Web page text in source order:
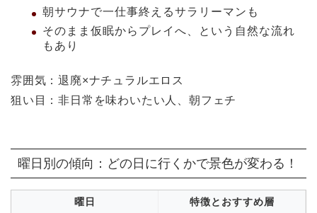
朝サウナで一仕事終えるサラリーマンも
そのまま仮眠からプレイへ、という自然な流れ
もあり
雰囲気：退廃×ナチュラルエロス
狙い目：非日常を味わいたい人、朝フェチ
曜日別の傾向：どの日に行くかで景色が変わる！
曜日 特徴とおすすめ層